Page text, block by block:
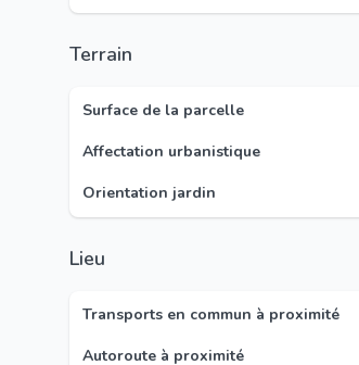
Terrain
Surface de la parcelle
Affectation urbanistique
Orientation jardin
Lieu
Transports en commun à proximité
Autoroute à proximité